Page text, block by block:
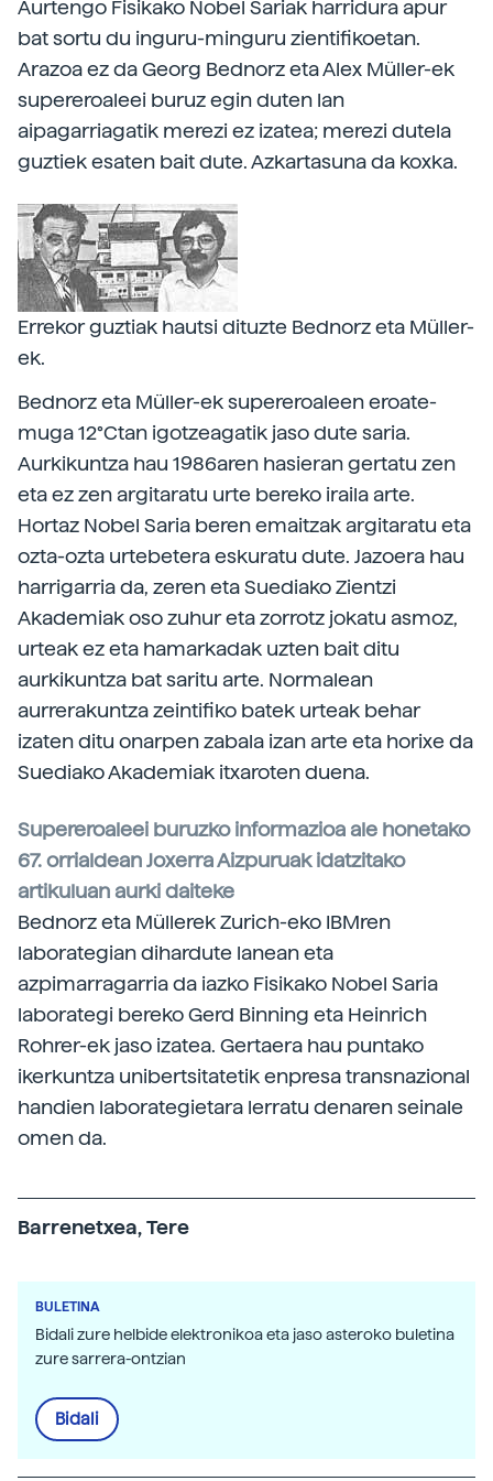
Aurtengo Fisikako Nobel Sariak harridura apur
bat sortu du inguru-minguru zientifikoetan.
Arazoa ez da Georg Bednorz eta Alex Müller-ek
supereroaleei buruz egin duten lan
aipagarriagatik merezi ez izatea; merezi dutela
guztiek esaten bait dute. Azkartasuna da koxka.
Errekor guztiak hautsi dituzte Bednorz eta Müller-
ek.
Bednorz eta Müller-ek supereroaleen eroate-
muga 12°Ctan igotzeagatik jaso dute saria.
Aurkikuntza hau 1986aren hasieran gertatu zen
eta ez zen argitaratu urte bereko iraila arte.
Hortaz Nobel Saria beren emaitzak argitaratu eta
ozta-ozta urtebetera eskuratu dute. Jazoera hau
harrigarria da, zeren eta Suediako Zientzi
Akademiak oso zuhur eta zorrotz jokatu asmoz,
urteak ez eta hamarkadak uzten bait ditu
aurkikuntza bat saritu arte. Normalean
aurrerakuntza zeintifiko batek urteak behar
izaten ditu onarpen zabala izan arte eta horixe da
Suediako Akademiak itxaroten duena.
Supereroaleei buruzko informazioa ale honetako
67. orrialdean Joxerra Aizpuruak idatzitako
artikuluan aurki daiteke
Bednorz eta Müllerek Zurich-eko IBMren
laborategian dihardute lanean eta
azpimarragarria da iazko Fisikako Nobel Saria
laborategi bereko Gerd Binning eta Heinrich
Rohrer-ek jaso izatea. Gertaera hau puntako
ikerkuntza unibertsitatetik enpresa transnazional
handien laborategietara lerratu denaren seinale
omen da.
Barrenetxea, Tere
BULETINA
Bidali zure helbide elektronikoa eta jaso asteroko buletina
zure sarrera-ontzian
Bidali